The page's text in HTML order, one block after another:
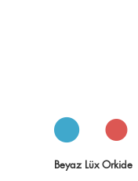
Beyaz Lüx Orkide